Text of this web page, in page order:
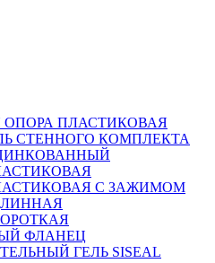
ПЛАСТИКОВАЯ
СТЕННОГО КОМПЛЕКТА
С ЗАЖИМОМ
ФЛАНЕЦ
ГЕЛЬ SISEAL